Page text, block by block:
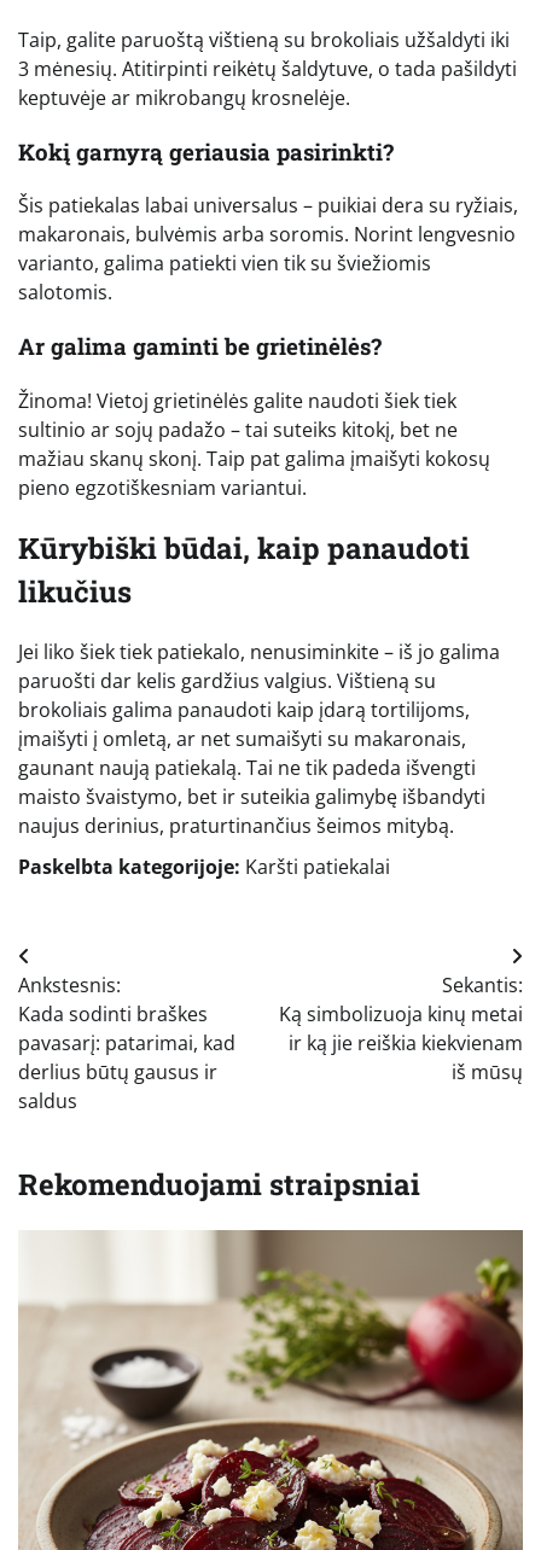
Taip, galite paruoštą vištieną su brokoliais užšaldyti iki
3 mėnesių. Atitirpinti reikėtų šaldytuve, o tada pašildyti
keptuvėje ar mikrobangų krosnelėje.
Kokį garnyrą geriausia pasirinkti?
Šis patiekalas labai universalus – puikiai dera su ryžiais,
makaronais, bulvėmis arba soromis. Norint lengvesnio
varianto, galima patiekti vien tik su šviežiomis
salotomis.
Ar galima gaminti be grietinėlės?
Žinoma! Vietoj grietinėlės galite naudoti šiek tiek
sultinio ar sojų padažo – tai suteiks kitokį, bet ne
mažiau skanų skonį. Taip pat galima įmaišyti kokosų
pieno egzotiškesniam variantui.
Kūrybiški būdai, kaip panaudoti
likučius
Jei liko šiek tiek patiekalo, nenusiminkite – iš jo galima
paruošti dar kelis gardžius valgius. Vištieną su
brokoliais galima panaudoti kaip įdarą tortilijoms,
įmaišyti į omletą, ar net sumaišyti su makaronais,
gaunant naują patiekalą. Tai ne tik padeda išvengti
maisto švaistymo, bet ir suteikia galimybę išbandyti
naujus derinius, praturtinančius šeimos mitybą.
Paskelbta kategorijoje: Karšti patiekalai
Navigacija
tarp
įrašų
Ankstesnis:
Kada sodinti braškes
pavasarį: patarimai, kad
derlius būtų gausus ir
saldus
Sekantis:
Ką simbolizuoja kinų metai
ir ką jie reiškia kiekvienam
iš mūsų
Rekomenduojami straipsniai